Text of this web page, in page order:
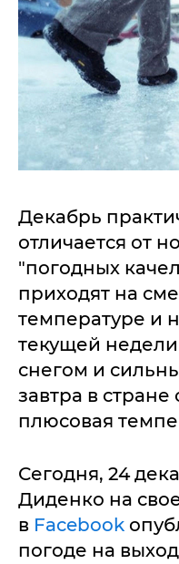
Декабрь
отличается от
"погодных
приходят на
температуре и
текущей
снегом и
завтра в
плюсовая
Сегодня, 24
Диденко на
в Facebook
погоде на